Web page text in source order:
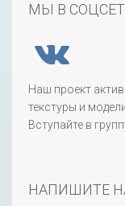
МЫ В
Наш проект
текстуры и
Вступайте в
НАПИШИТЕ